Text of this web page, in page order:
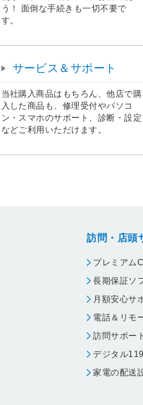
う！ 面倒な手続きも一切不要で
す。
サービス＆サポート
当社購入商品はもちろん、他店で購
入した商品も、修理受付やパソコ
ン・スマホのサポート、診断・設定
などご利用いただけます。
訪問・店頭
プレミアム
長期保証ソ
月額安心サ
電話＆リモ
訪問サポート
デジタル119
家電の配送